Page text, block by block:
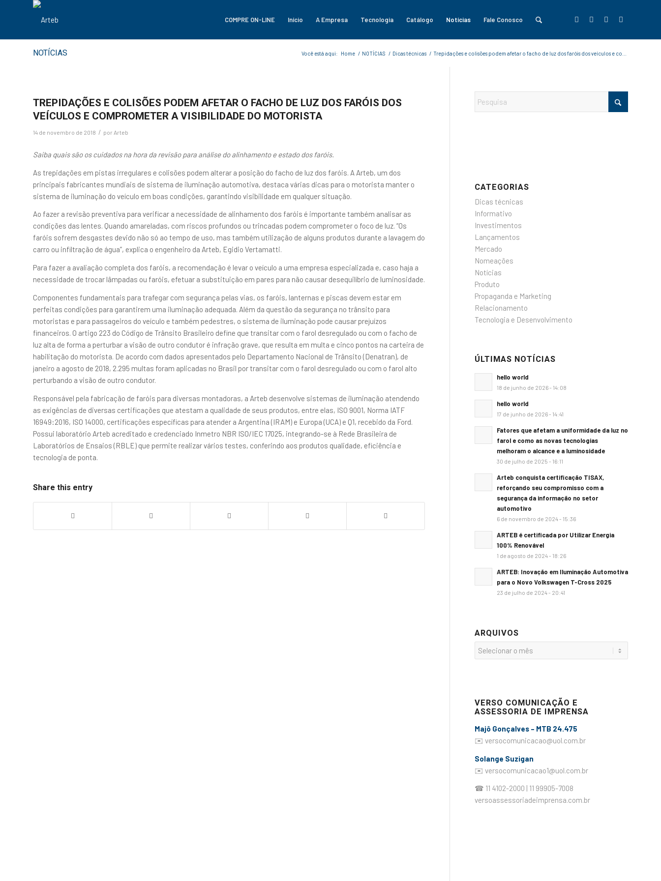
COMPRE ON-LINE Início A Empresa Tecnologia Catálogo Notícias Fale Conosco
NOTÍCIAS Você está aqui: Home / NOTÍCIAS / Dicas técnicas / Trepidações e colisões podem afetar o facho de luz dos faróis dos veículos e co...
TREPIDAÇÕES E COLISÕES PODEM AFETAR O FACHO DE LUZ DOS FARÓIS DOS
VEÍCULOS E COMPROMETER A VISIBILIDADE DO MOTORISTA
14 de novembro de 2018 / por Arteb
Saiba quais são os cuidados na hora da revisão para análise do alinhamento e estado dos faróis.
As trepidações em pistas irregulares e colisões podem alterar a posição do facho de luz dos faróis. A Arteb, um dos
principais fabricantes mundiais de sistema de iluminação automotiva, destaca várias dicas para o motorista manter o
sistema de iluminação do veículo em boas condições, garantindo visibilidade em qualquer situação.
Ao fazer a revisão preventiva para verificar a necessidade de alinhamento dos faróis é importante também analisar as
condições das lentes. Quando amareladas, com riscos profundos ou trincadas podem comprometer o foco de luz. “Os
faróis sofrem desgastes devido não só ao tempo de uso, mas também utilização de alguns produtos durante a lavagem do
carro ou infiltração de água”, explica o engenheiro da Arteb, Egidio Vertamatti.
Para fazer a avaliação completa dos faróis, a recomendação é levar o veículo a uma empresa especializada e, caso haja a
necessidade de trocar lâmpadas ou faróis, efetuar a substituição em pares para não causar desequilíbrio de luminosidade.
Componentes fundamentais para trafegar com segurança pelas vias, os faróis, lanternas e piscas devem estar em
perfeitas condições para garantirem uma iluminação adequada. Além da questão da segurança no trânsito para
motoristas e para passageiros do veículo e também pedestres, o sistema de iluminação pode causar prejuízos
financeiros. O artigo 223 do Código de Trânsito Brasileiro define que transitar com o farol desregulado ou com o facho de
luz alta de forma a perturbar a visão de outro condutor é infração grave, que resulta em multa e cinco pontos na carteira de
habilitação do motorista. De acordo com dados apresentados pelo Departamento Nacional de Trânsito (Denatran), de
janeiro a agosto de 2018, 2.295 multas foram aplicadas no Brasil por transitar com o farol desregulado ou com o farol alto
perturbando a visão de outro condutor.
Responsável pela fabricação de faróis para diversas montadoras, a Arteb desenvolve sistemas de iluminação atendendo
as exigências de diversas certificações que atestam a qualidade de seus produtos, entre elas, ISO 9001, Norma IATF
16949:2016, ISO 14000, certificações específicas para atender a Argentina (IRAM) e Europa (UCA) e Q1, recebido da Ford.
Possui laboratório Arteb acreditado e credenciado Inmetro NBR ISO/IEC 17025, integrando-se à Rede Brasileira de
Laboratórios de Ensaios (RBLE) que permite realizar vários testes, conferindo aos produtos qualidade, eficiência e
tecnologia de ponta.
Share this entry
CATEGORIAS
Dicas técnicas
Informativo
Investimentos
Lançamentos
Mercado
Nomeações
Notícias
Produto
Propaganda e Marketing
Relacionamento
Tecnologia e Desenvolvimento
ÚLTIMAS NOTÍCIAS
hello world
18 de junho de 2026 - 14:08
hello world
17 de junho de 2026 - 14:41
Fatores que afetam a uniformidade da luz no
farol e como as novas tecnologias
melhoram o alcance e a luminosidade
30 de julho de 2025 - 16:11
Arteb conquista certificação TISAX,
reforçando seu compromisso com a
segurança da informação no setor
automotivo
6 de novembro de 2024 - 15:36
ARTEB é certificada por Utilizar Energia
100% Renovável
1 de agosto de 2024 - 18:26
ARTEB: Inovação em Iluminação Automotiva
para o Novo Volkswagen T-Cross 2025
23 de julho de 2024 - 20:41
ARQUIVOS
VERSO COMUNICAÇÃO E
ASSESSORIA DE IMPRENSA
Majô Gonçalves – MTB 24.475
✉️ versocomunicacao@uol.com.br
Solange Suzigan
✉️ versocomunicacao1@uol.com.br
☎ 11 4102-2000 | 11 99905-7008
versoassessoriadeimprensa.com.br